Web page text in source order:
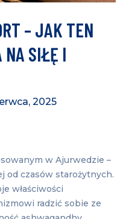
– JAK TEN
NA SIŁĘ I
2025
w Ajurwedzie –
od czasów starożytnych.
właściwości
radzić sobie ze